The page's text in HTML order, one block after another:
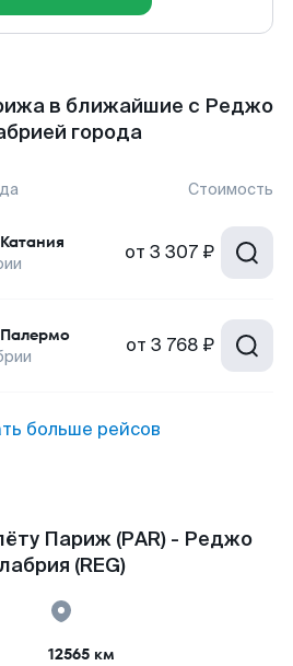
в ближайшие с Реджо
города
Стоимость
Катания от 3 307 ₽
Палермо от 3 768 ₽
больше рейсов
Париж (PAR) - Реджо
(REG)
12565 км